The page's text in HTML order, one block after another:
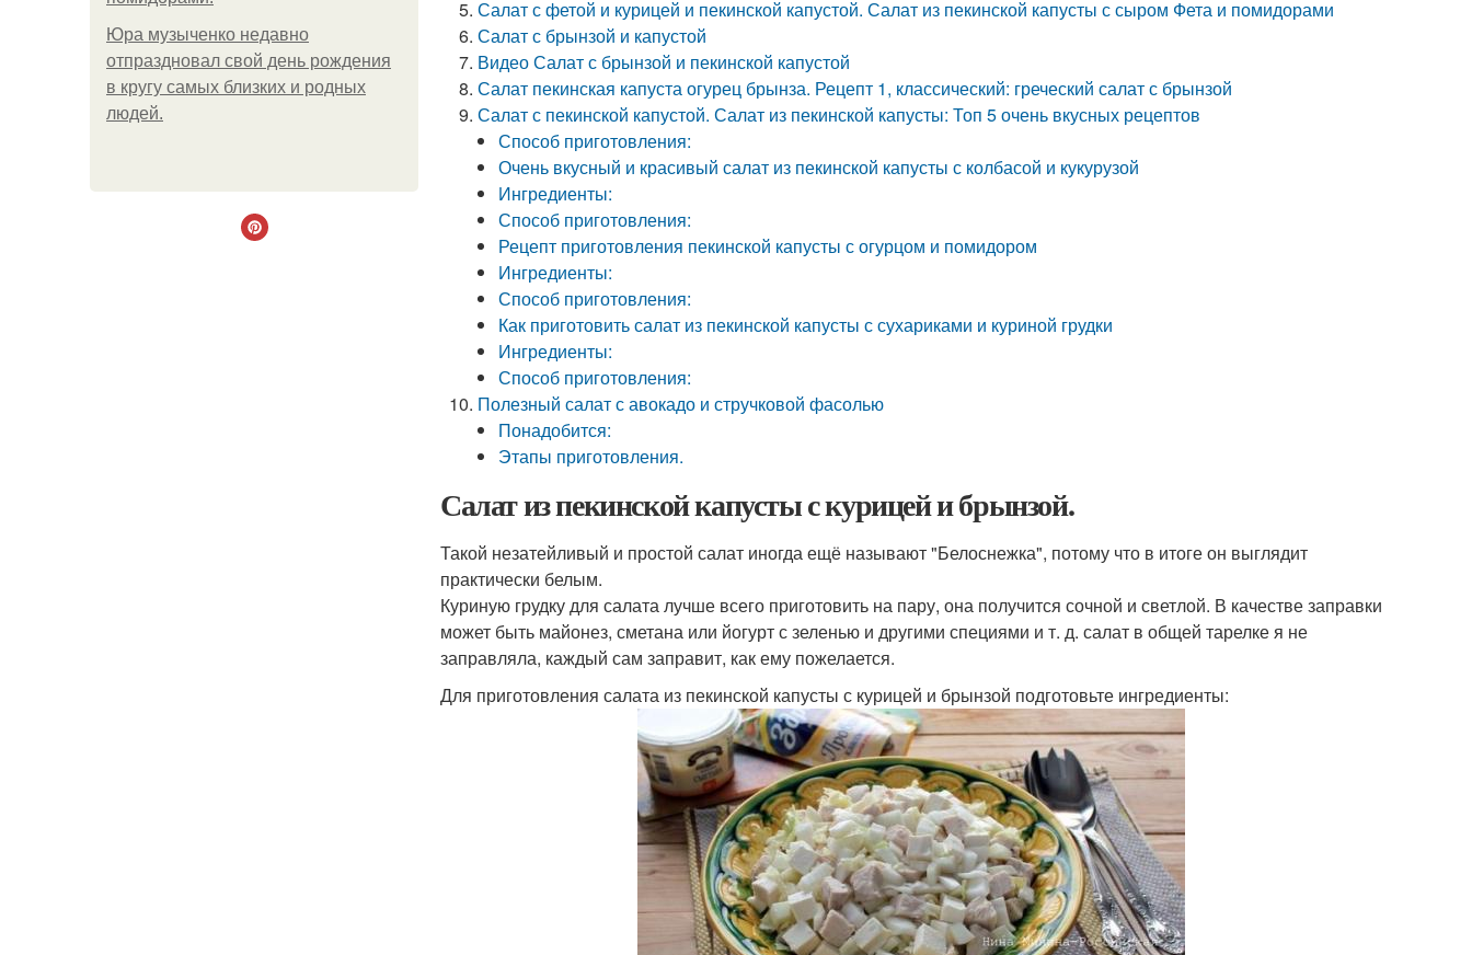
Юра музыченко недавно
отпраздновал свой день рождения
в кругу самых близких и родных
людей.
Салат с фетой и курицей и пекинской капустой. Салат из пекинской капусты с сыром Фета и помидорами
Салат с брынзой и капустой
Видео Салат с брынзой и пекинской капустой
Салат пекинская капуста огурец брынза. Рецепт 1, классический: греческий салат с брынзой
Салат с пекинской капустой. Салат из пекинской капусты: Топ 5 очень вкусных рецептов
Способ приготовления:
Очень вкусный и красивый салат из пекинской капусты с колбасой и кукурузой
Ингредиенты:
Способ приготовления:
Рецепт приготовления пекинской капусты с огурцом и помидором
Ингредиенты:
Способ приготовления:
Как приготовить салат из пекинской капусты с сухариками и куриной грудки
Ингредиенты:
Способ приготовления:
Полезный салат с авокадо и стручковой фасолью
Понадобится:
Этапы приготовления.
Салат из пекинской капусты с курицей и брынзой.
Такой незатейливый и простой салат иногда ещё называют "Белоснежка", потому что в итоге он выглядит
практически белым.
Куриную грудку для салата лучше всего приготовить на пару, она получится сочной и светлой. В качестве заправки
может быть майонез, сметана или йогурт с зеленью и другими специями и т. д. салат в общей тарелке я не
заправляла, каждый сам заправит, как ему пожелается.
Для приготовления салата из пекинской капусты с курицей и брынзой подготовьте ингредиенты: